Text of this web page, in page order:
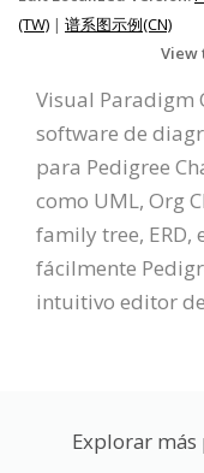
(TW) | 谱系图示例(CN)
View
Visual Paradigm
software de
para Pedigree
como UML, Org
family tree,
fácilmente
intuitivo editor
Explorar